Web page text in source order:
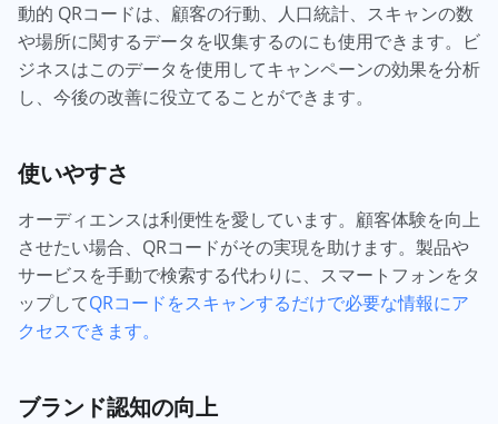
動的 QRコードは、顧客の行動、人口統計、スキャンの数
や場所に関するデータを収集するのにも使用できます。ビ
ジネスはこのデータを使用してキャンペーンの効果を分析
し、今後の改善に役立てることができます。
使いやすさ
オーディエンスは利便性を愛しています。顧客体験を向上
させたい場合、QRコードがその実現を助けます。製品や
サービスを手動で検索する代わりに、スマートフォンをタ
ップしてQRコードをスキャンするだけで必要な情報にア
クセスできます。
ブランド認知の向上